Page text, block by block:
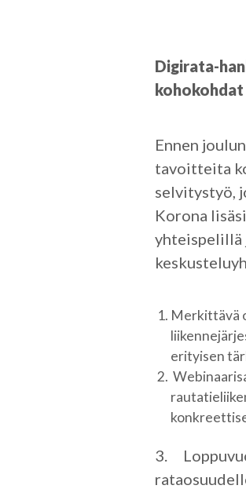
Digirata-
Ennen
tavoitteita
selvitystyö,
Korona
yhteispelillä
Merkittävä
erityisen
3.